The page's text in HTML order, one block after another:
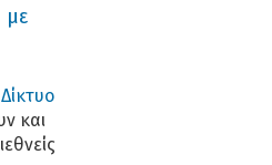
με
Δίκτυο
και